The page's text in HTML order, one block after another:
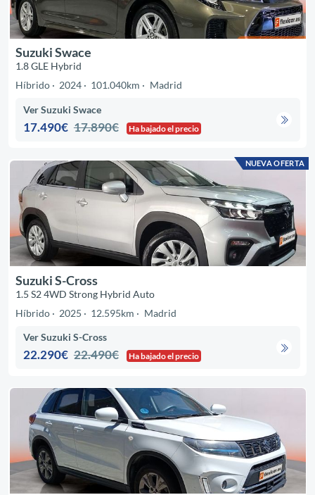
Suzuki Swace
1.8 GLE Hybrid
Híbrido
2024 101.040km Madrid
Ver Suzuki Swace
17.490€ 17.890€ Ha bajado el precio
NUEVA OFERTA
Suzuki S-Cross
1.5 S2 4WD Strong Hybrid Auto
Híbrido
2025 12.595km Madrid
Ver Suzuki S-Cross
22.290€ 22.490€ Ha bajado el precio